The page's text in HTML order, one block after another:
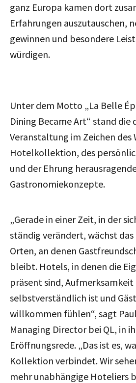
ganz Europa kamen dort
Erfahrungen auszutauschen,
gewinnen und besondere
würdigen.
Unter dem Motto „La Belle
Dining Became Art“ stand die
Veranstaltung im Zeichen des
Hotelkollektion, des
und der Ehrung
Gastronomiekonzepte.
„Gerade in einer Zeit, in der
ständig verändert, wächst das
Orten, an denen
bleibt. Hotels, in denen die
präsent sind, Aufmerksamkeit
selbstverständlich ist und
willkommen fühlen“, sagt
Managing Director bei QL, in
Eröffnungsrede. „Das ist es,
Kollektion verbindet. Wir
mehr unabhängige Hoteliers